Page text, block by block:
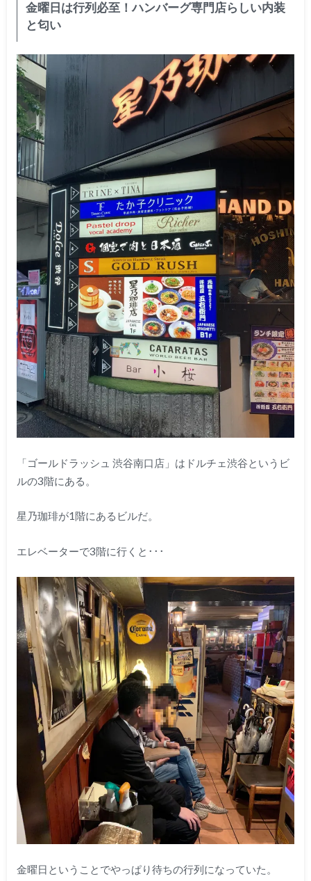
金曜日は行列必至！ハンバーグ専門店らしい内装
と匂い
「ゴールドラッシュ 渋谷南口店」はドルチェ渋谷というビ
ルの3階にある。
星乃珈琲が1階にあるビルだ。
エレベーターで3階に行くと･･･
金曜日ということでやっぱり待ちの行列になっていた。